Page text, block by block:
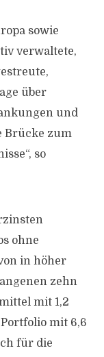
sowie
verwaltete,
über
und
Brücke zum
so
ohne
in höher
zehn
mit 1,2
mit 6,6
für die